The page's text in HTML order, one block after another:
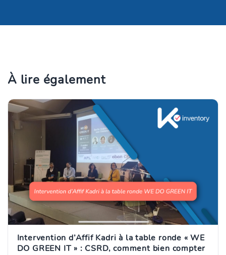
À lire également
Intervention d’Affif Kadri à la table ronde « WE
DO GREEN IT » : CSRD, comment bien compter